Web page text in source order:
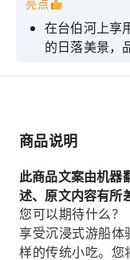
亮点
在台伯河上享
的日落美景，
商品说明
此商品文案由机器
述、原文内容有所
您可以期待什么？
享受沉浸式游船体
样的传统小吃。您